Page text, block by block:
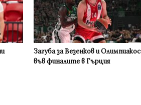
Загуба за Везенков и Олимпиакос
във финалите в Гърция